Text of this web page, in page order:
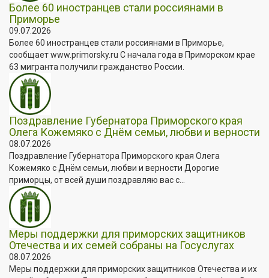
Более 60 иностранцев стали россиянами в
Приморье
09.07.2026
Более 60 иностранцев стали россиянами в Приморье,
сообщает www.primorsky.ru С начала года в Приморском крае
63 мигранта получили гражданство России.
Поздравление Губернатора Приморского края
Олега Кожемяко с Днём семьи, любви и верности
08.07.2026
Поздравление Губернатора Приморского края Олега
Кожемяко с Днём семьи, любви и верности Дорогие
приморцы, от всей души поздравляю вас с...
Меры поддержки для приморских защитников
Отечества и их семей собраны на Госуслугах
08.07.2026
Меры поддержки для приморских защитников Отечества и их